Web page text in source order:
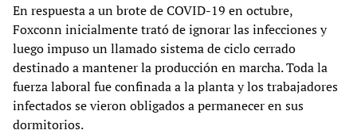
En respuesta a un brote de COVID-19 en octubre,
Foxconn inicialmente trató de ignorar las infecciones y
luego impuso un llamado sistema de ciclo cerrado
destinado a mantener la producción en marcha. Toda la
fuerza laboral fue confinada a la planta y los trabajadores
infectados se vieron obligados a permanecer en sus
dormitorios.